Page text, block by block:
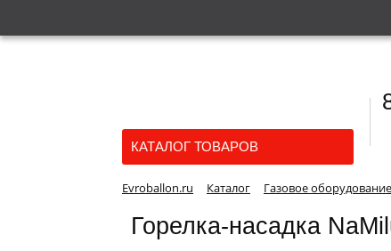
КАТАЛОГ ТОВАРОВ
Evroballon.ru Каталог Газовое оборудование
Горелка-насадка